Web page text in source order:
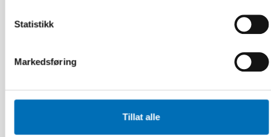
Statistikk
Markedsføring
Tillat alle